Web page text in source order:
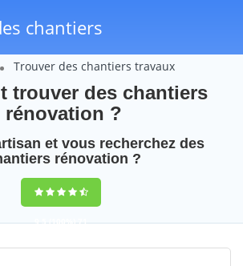
chantiers
Trouver des chantiers travaux
trouver des chantiers
rénovation ?
et vous recherchez des
rénovation ?
9,5(100%)71
votes